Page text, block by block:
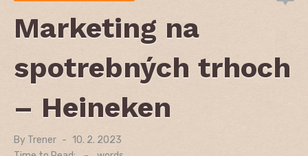
Marketing na
spotrebných trhoch
– Heineken
By Trener
Posted
on
10. 2. 2023